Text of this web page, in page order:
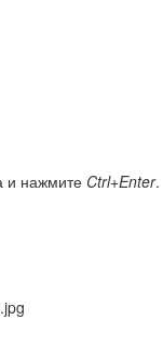
и нажмите Ctrl+Enter.